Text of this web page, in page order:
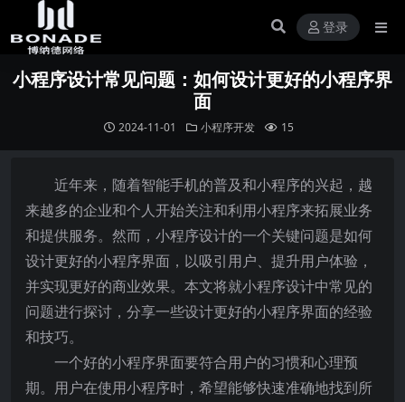
登录
小程序设计常见问题：如何设计更好的小程序界
面
2024-11-01 小程序开发 15
近年来，随着智能手机的普及和小程序的兴起，越
来越多的企业和个人开始关注和利用小程序来拓展业务
和提供服务。然而，小程序设计的一个关键问题是如何
设计更好的小程序界面，以吸引用户、提升用户体验，
并实现更好的商业效果。本文将就小程序设计中常见的
问题进行探讨，分享一些设计更好的小程序界面的经验
和技巧。
一个好的小程序界面要符合用户的习惯和心理预
期。用户在使用小程序时，希望能够快速准确地找到所